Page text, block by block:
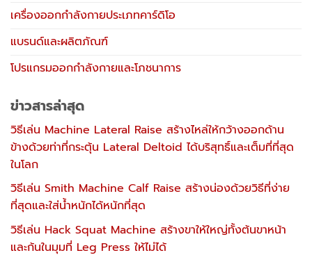
เครื่องออกกำลังกายประเภทคาร์ดิโอ
แบรนด์และผลิตภัณฑ์
โปรแกรมออกกำลังกายและโภชนาการ
ข่าวสารล่าสุด
วิธีเล่น Machine Lateral Raise สร้างไหล่ให้กว้างออกด้าน
ข้างด้วยท่าที่กระตุ้น Lateral Deltoid ได้บริสุทธิ์และเต็มที่ที่สุด
ในโลก
วิธีเล่น Smith Machine Calf Raise สร้างน่องด้วยวิธีที่ง่าย
ที่สุดและใส่น้ำหนักได้หนักที่สุด
วิธีเล่น Hack Squat Machine สร้างขาให้ใหญ่ทั้งต้นขาหน้า
และก้นในมุมที่ Leg Press ให้ไม่ได้